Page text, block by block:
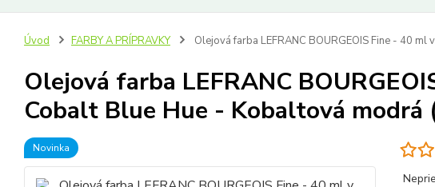
Úvod FARBY A PRÍPRAVKY Olejová farba LEFRANC BOURGEOIS Fine - 40
Olejová farba LEFRANC
Cobalt Blue Hue - Kobaltová modrá
Novinka